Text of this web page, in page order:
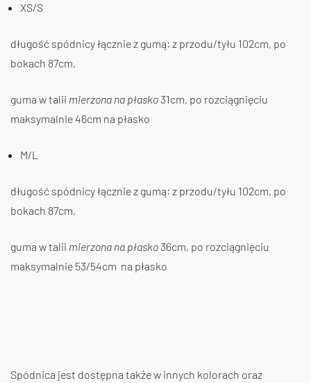
XS/S
długość spódnicy łącznie z gumą: z przodu/tyłu 102cm, po
bokach 87cm,
guma w talii mierzona na płasko 31cm, po rozciągnięciu
maksymalnie 46cm na płasko
M/L
długość spódnicy łącznie z gumą: z przodu/tyłu 102cm, po
bokach 87cm,
guma w talii mierzona na płasko 36cm, po rozciągnięciu
maksymalnie 53/54cm na płasko
Spódnica jest dostępna także w innych kolorach oraz